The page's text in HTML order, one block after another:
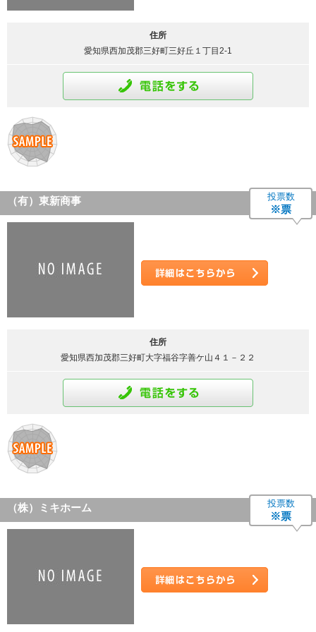
住所
愛知県西加茂郡三好町三好丘１丁目2-1
（有）東新商事 投票数
※票
住所
愛知県西加茂郡三好町大字福谷字善ケ山４１－２２
（株）ミキホーム 投票数
※票